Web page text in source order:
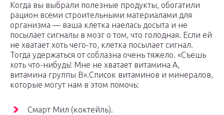
Когда вы выбрали полезные продукты, обогатили
рацион всеми строительными материалами для
организма — ваша клетка наелась досыта и не
посылает сигналы в мозг о том, что голодная. Если ей
не хватает хоть чего-то, клетка посылает сигнал.
Тогда удержаться от соблазна очень тяжело. «Съешь
хоть что-нибудь! Мне не хватает витамина А,
витамина группы В».Список витаминов и минералов,
которые могут нам в этом помочь:
Смарт Мил (коктейль).